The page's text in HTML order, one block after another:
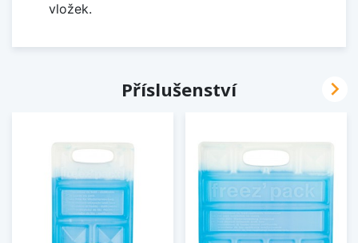
vložek.
Příslušenství 